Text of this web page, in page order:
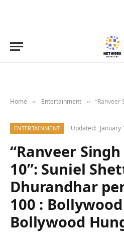
Home » Entertainment » “Ranveer Singh is 100 out of
ENTERTAINMENT Updated: January
“Ranveer
10”: Suniel
Dhurandhar
100 :
Bollywood